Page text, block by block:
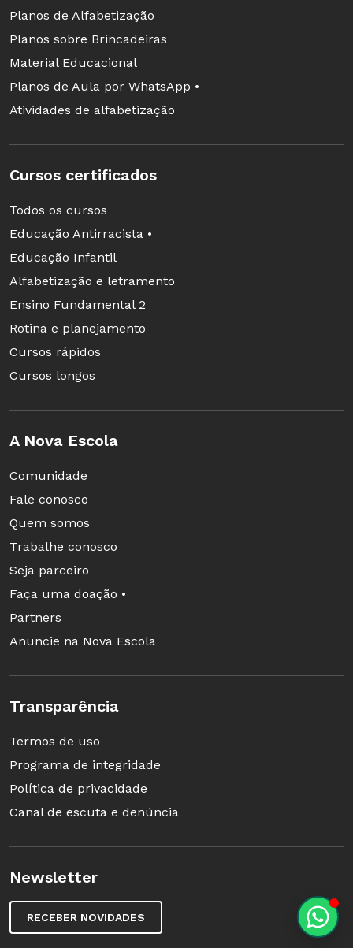
Planos de Alfabetização
Planos sobre Brincadeiras
Material Educacional
Planos de Aula por WhatsApp •
Atividades de alfabetização
Cursos certificados
Todos os cursos
Educação Antirracista •
Educação Infantil
Alfabetização e letramento
Ensino Fundamental 2
Rotina e planejamento
Cursos rápidos
Cursos longos
A Nova Escola
Comunidade
Fale conosco
Quem somos
Trabalhe conosco
Seja parceiro
Faça uma doação •
Partners
Anuncie na Nova Escola
Transparência
Termos de uso
Programa de integridade
Política de privacidade
Canal de escuta e denúncia
Newsletter
RECEBER NOVIDADES